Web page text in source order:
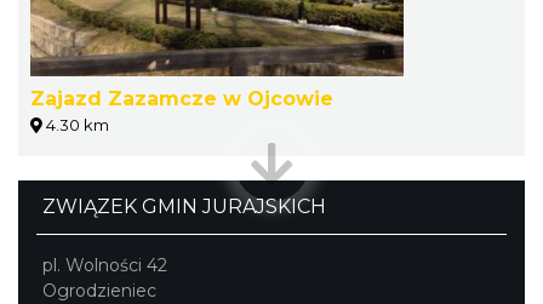
Zajazd Zazamcze w Ojcowie
4.30 km
ZWIĄZEK GMIN JURAJSKICH
pl. Wolności 42
Ogrodzieniec